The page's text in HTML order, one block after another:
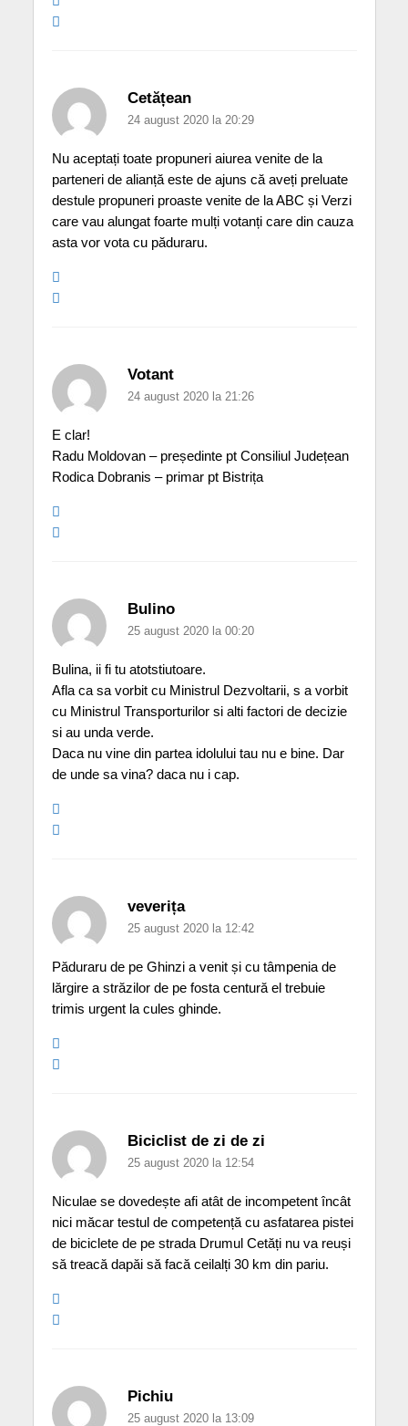
Cetățean
24 august 2020 la 20:29
Nu aceptați toate propuneri aiurea venite de la
parteneri de alianță este de ajuns că aveți preluate
destule propuneri proaste venite de la ABC și Verzi
care vau alungat foarte mulți votanți care din cauza
asta vor vota cu păduraru.
Votant
24 august 2020 la 21:26
E clar!
Radu Moldovan – președinte pt Consiliul Județean
Rodica Dobranis – primar pt Bistrița
Bulino
25 august 2020 la 00:20
Bulina, ii fi tu atotstiutoare.
Afla ca sa vorbit cu Ministrul Dezvoltarii, s a vorbit
cu Ministrul Transporturilor si alti factori de decizie
si au unda verde.
Daca nu vine din partea idolului tau nu e bine. Dar
de unde sa vina? daca nu i cap.
veverița
25 august 2020 la 12:42
Păduraru de pe Ghinzi a venit și cu tâmpenia de
lărgire a străzilor de pe fosta centură el trebuie
trimis urgent la cules ghinde.
Biciclist de zi de zi
25 august 2020 la 12:54
Niculae se dovedește afi atât de incompetent încât
nici măcar testul de competență cu asfatarea pistei
de biciclete de pe strada Drumul Cetăți nu va reuși
să treacă dapăi să facă ceilalți 30 km din pariu.
Pichiu
25 august 2020 la 13:09